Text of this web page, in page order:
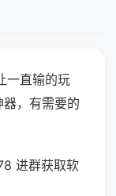
一直输的玩
器，有需要的
进群获取软